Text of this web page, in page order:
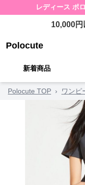
レディース ポ
10,000円
Polocute
新着商品
Polocute TOP › ワンピ